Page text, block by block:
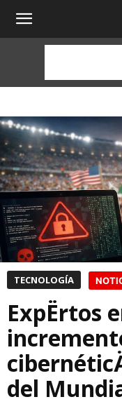
NOTICIAS
HORAS
TECNOLOGÍA
ExpËrtos
del